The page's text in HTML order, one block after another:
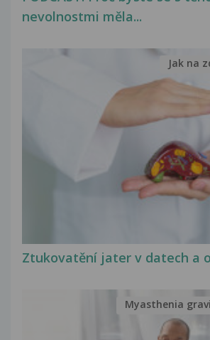
nevolnostmi měla...
Ztukovatění jater v datech a
Jak na
Myasthenia